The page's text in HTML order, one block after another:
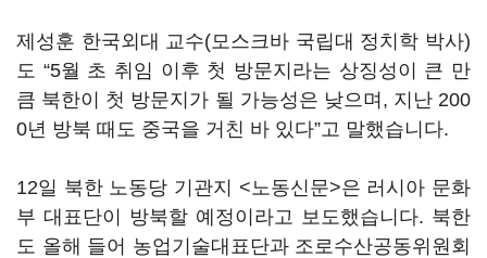
제성훈 한국외대 교수(모스크바 국립대 정치학 박사)
도 “5월 초 취임 이후 첫 방문지라는 상징성이 큰 만
큼 북한이 첫 방문지가 될 가능성은 낮으며, 지난 200
0년 방북 때도 중국을 거친 바 있다”고 말했습니다.
12일 북한 노동당 기관지 <노동신문>은 러시아 문화
부 대표단이 방북할 예정이라고 보도했습니다. 북한
도 올해 들어 농업기술대표단과 조로수산공동위원회